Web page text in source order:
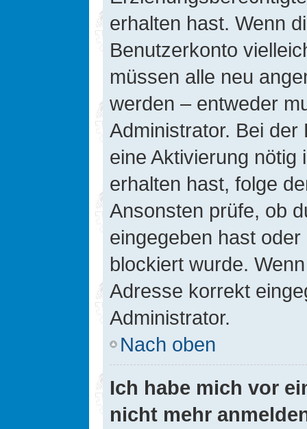
erhalten hast. Wenn
Benutzerkonto
müssen alle neu
werden – entweder
Administrator. Bei
eine Aktivierung nötig
erhalten hast, folge
Ansonsten prüfe, ob
eingegeben hast
blockiert wurde.
Adresse korrekt
Administrator.
Nach oben
Ich habe mich vor
nicht mehr